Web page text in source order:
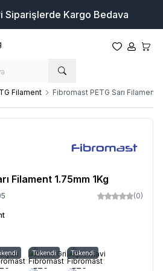
Siparişlerde Kargo Bedava
Favorilerim
Hesabım
Filament Fibromast PETG Sarı Filament
Filament 1.75mm 1Kg
(0)
Siyah Tükendi
Metalik Gri Tükendi
Lapis Mavi